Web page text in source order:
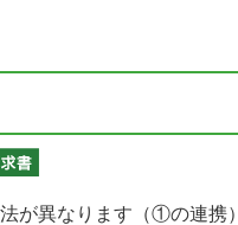
が異なります（①の連携）